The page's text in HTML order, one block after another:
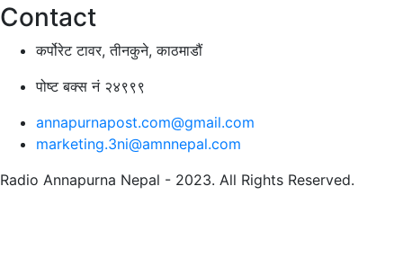
Contact
कर्पोरेट टावर, तीनकुने, काठमाडौं
पोष्ट बक्स नं २४९९९
annapurnapost.com@gmail.com
marketing.3ni@amnnepal.com
Radio Annapurna Nepal - 2023. All Rights Reserved.